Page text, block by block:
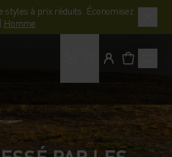
styles à prix réduits. Économisez
| Homme